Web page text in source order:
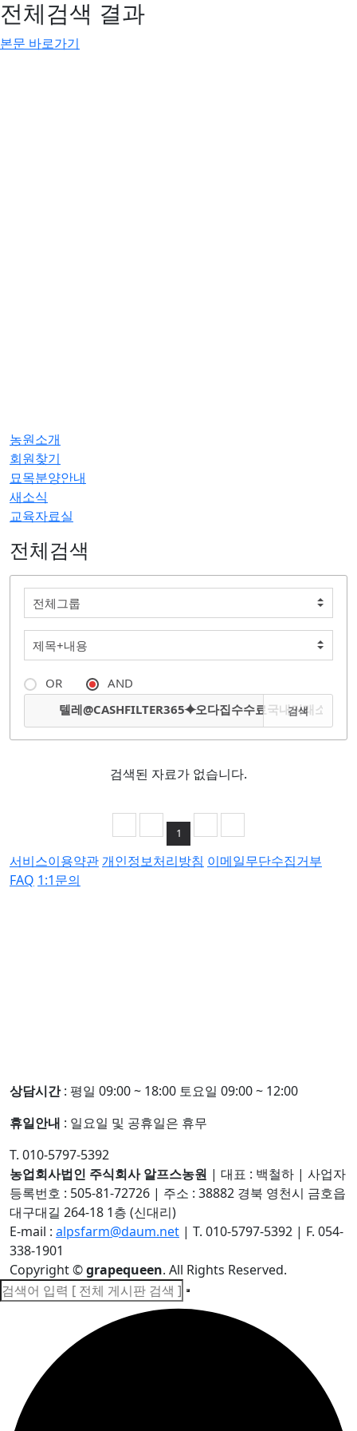
전체검색 결과
본문 바로가기
농원소개
회원찾기
묘목분양안내
새소식
교육자료실
전체검색
OR AND
검색
검색된 자료가 없습니다.
1
서비스이용약관 개인정보처리방침 이메일무단수집거부
FAQ 1:1문의
상담시간: 평일 09:00 ~ 18:00 토요일 09:00 ~ 12:00
휴일안내 : 일요일 및 공휴일은 휴무
T. 010-5797-5392
농업회사법인 주식회사 알프스농원 | 대표 : 백철하 | 사업자
등록번호 : 505-81-72726 | 주소 : 38882 경북 영천시 금호읍
대구대길 264-18 1층 (신대리)
E-mail : alpsfarm@daum.net | T. 010-5797-5392 | F. 054-
338-1901
Copyright©grapequeen. All Rights Reserved.